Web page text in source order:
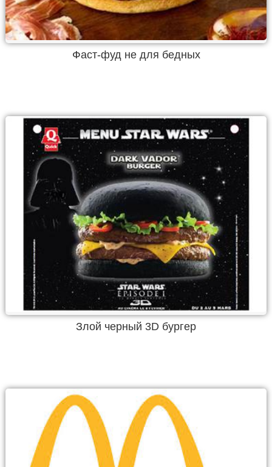
Фаст-фуд не для бедных
Злой черный 3D бургер